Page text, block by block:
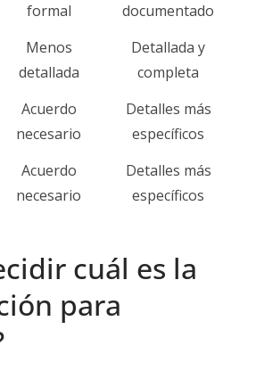
formal
documentado
Menos
detallada
Detallada y
completa
Acuerdo
necesario
Detalles más
específicos
Acuerdo
necesario
Detalles más
específicos
cuál es la
para